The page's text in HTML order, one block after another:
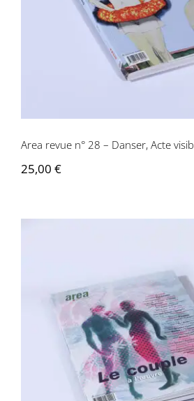
Area revue n° 28 – Danser, Acte
25,00 €
Area revue n° 27 –